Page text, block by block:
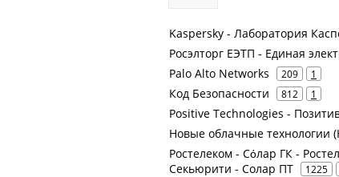
Kaspersky - Лаборатория
Росэлторг ЕЭТП - Единая
Palo Alto Networks 209 1
Код Безопасности 812 1
Positive Technologies -
Новые облачные технологии
Ростелеком - Сόлар ГК -
Секьюрити - Солар ПТ
1225